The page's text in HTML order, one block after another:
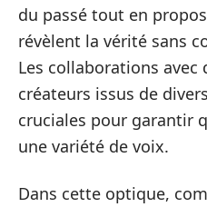
du passé tout en
révèlent la vérité sans
Les collaborations avec
créateurs issus de
cruciales pour garantir
une variété de voix.
Dans cette optique,